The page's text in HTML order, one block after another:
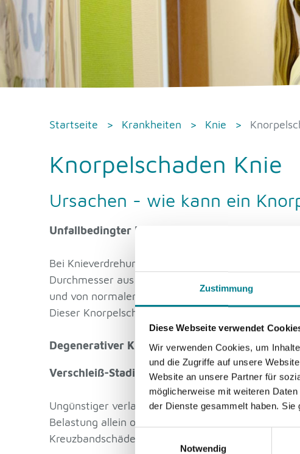
Zustimmung
Diese Webseite verwendet
Wir verwenden Cookies, um
und die Zugriffe auf unsere
Website an unsere Partner für
möglicherweise mit weiteren
der Dienste gesammelt haben.
Notwendig
Startseite Krankheiten Knie
Knorpelschaden Knie
Ursachen - wie kann ein
Unfallbedingter Knorpelschaden
Bei Knieverdrehungen oder Prellungen (Skisturz,
Durchmesser aus der kompletten Knorpelschicht
und von normaler Höhe, der darunter liegende
Dieser Knorpelschaden im Knie spricht gut auf
Degenerativer Knorpelverschleiß
Verschleiß-Stadium 1
Ungünstiger verlaufen Knorpelschäden im Knie,
Belastung allein oder begünstigt durch O- oder X-
Kreuzbandschäden auftreten